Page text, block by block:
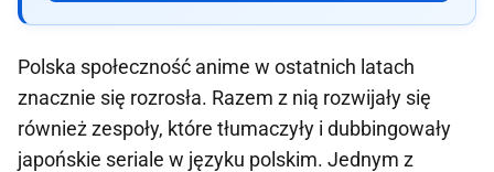
Polska społeczność anime w ostatnich latach
znacznie się rozrosła. Razem z nią rozwijały się
również zespoły, które tłumaczyły i dubbingowały
japońskie seriale w języku polskim. Jednym z